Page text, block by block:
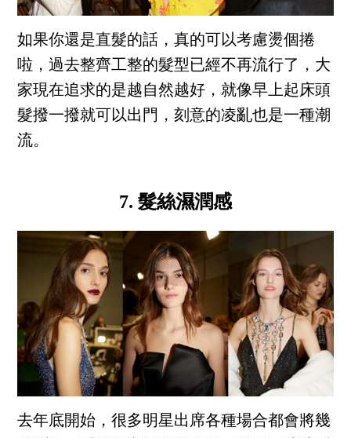
如果你還是直髮的話，真的可以考慮燙個捲
啦，過去整齊工整的髮型已經不再流行了，大
家現在追求的是越自然越好，就像早上起床頭
髮撥一撥就可以出門，刻意的凌亂也是一種潮
流。
7. 髮絲濕潤感
去年底開始，很多明星出席各種場合都會將幾